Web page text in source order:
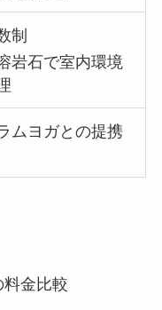
制
岩石で室内環境
ムヨガとの提携
金比較